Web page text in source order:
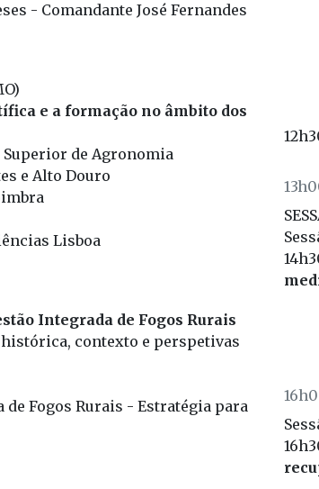
- Comandante José Fernandes
e a formação no âmbito dos
Superior de Agronomia
e Alto Douro
Lisboa
Integrada de Fogos Rurais
histórica, contexto e perspetivas
de Fogos Rurais - Estratégia para